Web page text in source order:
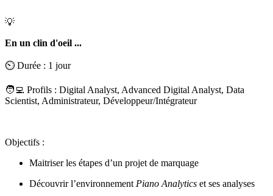
💡
En un clin d'oeil ...
⏲️ Durée : 1 jour
🧑‍💻 Profils : Digital Analyst, Advanced Digital Analyst, Data
Scientist, Administrateur, Développeur/Intégrateur
Objectifs :
Maitriser les étapes d’un projet de marquage
Découvrir l’environnement Piano Analytics et ses analyses